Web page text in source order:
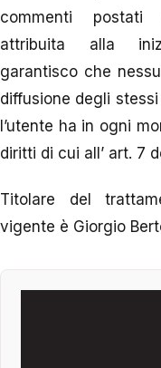
commenti postati
attribuita alla
garantisco che
diffusione degli
l’utente ha in ogni
diritti di cui all’ art. 7
Titolare del
vigente è Giorgio